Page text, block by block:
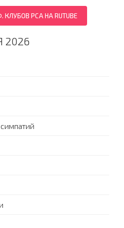
PCA НА RUTUBE
2026